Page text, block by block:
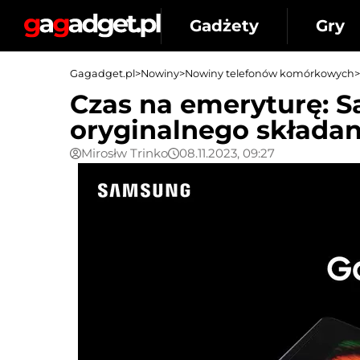
Gadżety Gry
Gagadget.pl>Nowiny>Nowiny telefonów komórkowych>
Czas na emeryturę:
oryginalnego
Mirosłw Trinko 08.11.2023, 09:27